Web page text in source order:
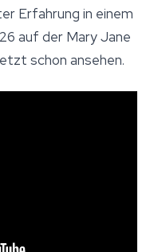
Erfahrung in einem
auf der Mary Jane
schon ansehen.